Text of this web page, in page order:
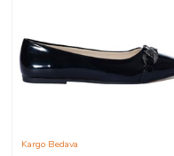
Kargo Bedava